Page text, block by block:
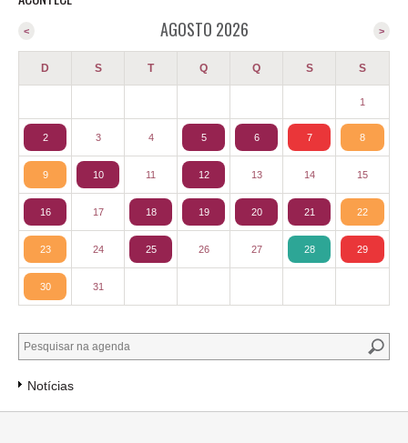
AGOSTO 2026 >
<
D S T Q Q S S
1
2 3 4 5 6 7 8
9 10 11 12 13 14 15
16 17 18 19 20 21 22
23 24 25 26 27 28 29
30 31
Notícias